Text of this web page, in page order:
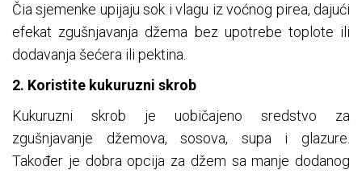
Čia sjemenke upijaju sok i vlagu iz voćnog pirea, dajući
efekat zgušnjavanja džema bez upotrebe toplote ili
dodavanja šećera ili pektina.
2. Koristite kukuruzni skrob
Kukuruzni skrob je uobičajeno sredstvo za
zgušnjavanje džemova, sosova, supa i glazure.
Također je dobra opcija za džem sa manje dodanog